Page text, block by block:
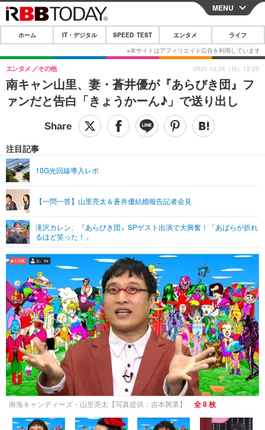
CLOSE
ホーム
IT・デジタル
IT・デジタルTOP スマートフォン
ショッピング その他
SPEED TEST
エンタメTOP 映画・ドラマ
グラビア ブログ
ショッピング その他
ライフTOP
リリース一覧
プッシュ通知の停止方法
MENU
ホーム IT・デジタル SPEED TEST エンタメ ライフ
南キャン山里、妻・蒼井優が『あらびき団』フ
ァンだと告白「きょうかーん♪」で送り出し
エンタメ その他
注目記事
10G光回線導入レポ
【一問一答】山里亮太＆蒼井優結婚報告記者会見
滝沢カレン、『あらびき団』SPゲスト出演で大興奮！「あばらが折れ
るほど笑った！」
2021.10.24（日）12:20
南海キャンディーズ・山里亮太【写真提供：吉本興業】 全 8 枚